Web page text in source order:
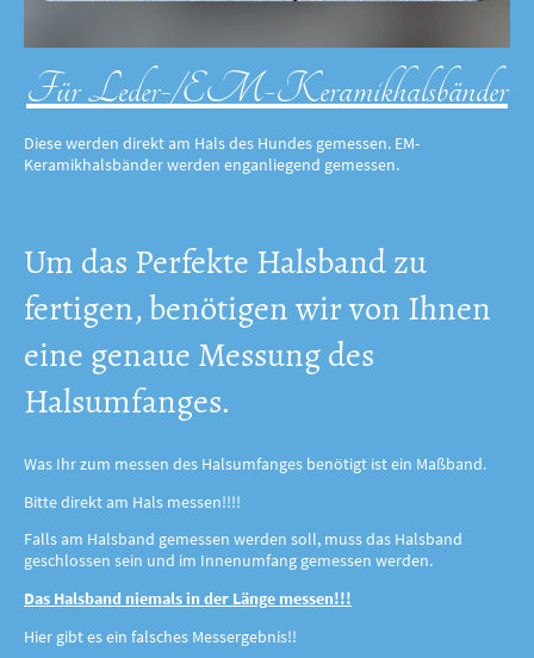
Für Leder-/EM-Keramikhalsbänder
Diese werden direkt am Hals des Hundes gemessen. EM-
Keramikhalsbänder werden enganliegend gemessen.
Um das Perfekte Halsband zu
fertigen, benötigen wir von Ihnen
eine genaue Messung des
Halsumfanges.
Was Ihr zum messen des Halsumfanges benötigt ist ein Maßband.
Bitte direkt am Hals messen!!!!
Falls am Halsband gemessen werden soll, muss das Halsband
geschlossen sein und im Innenumfang gemessen werden.
Das Halsband niemals in der Länge messen!!!
Hier gibt es ein falsches Messergebnis!!